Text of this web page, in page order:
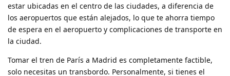
estar ubicadas en el centro de las ciudades, a diferencia de
los aeropuertos que están alejados, lo que te ahorra tiempo
de espera en el aeropuerto y complicaciones de transporte en
la ciudad.
Tomar el tren de París a Madrid es completamente factible,
solo necesitas un transbordo. Personalmente, si tienes el